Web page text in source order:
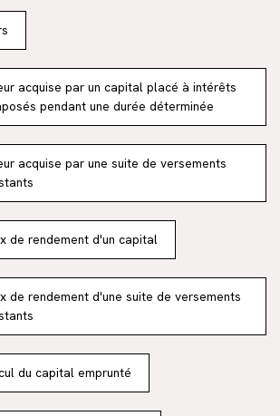
acquise par un capital placé à intérêts
pendant une durée déterminée
acquise par une suite de versements
de rendement d'un capital
de rendement d'une suite de versements
du capital emprunté